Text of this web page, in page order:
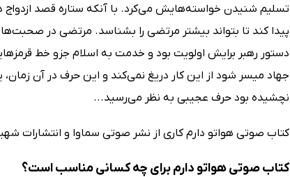
تسلیم شنیدن خواسته‌هایش می‌کرد. با آنکه ستاره قصد ازدواج
پیدا کند تا بتواند بیشتر مرتضی را بشناسد. مرتضی در
دستور رهبر برایش اولویت بود و خدمت به اسلام جزو خط
نچشیده بود حرف عجیبی به نظر می‌رسید...
کتاب صوتی هواتو دارم کاری از نشر صوتی سماوا و انتشارات
کتاب صوتی هواتو دارم برای چه کسانی مناسب است؟